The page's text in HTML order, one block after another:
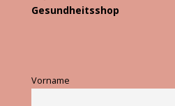
Gesundheitsshop
Vorname